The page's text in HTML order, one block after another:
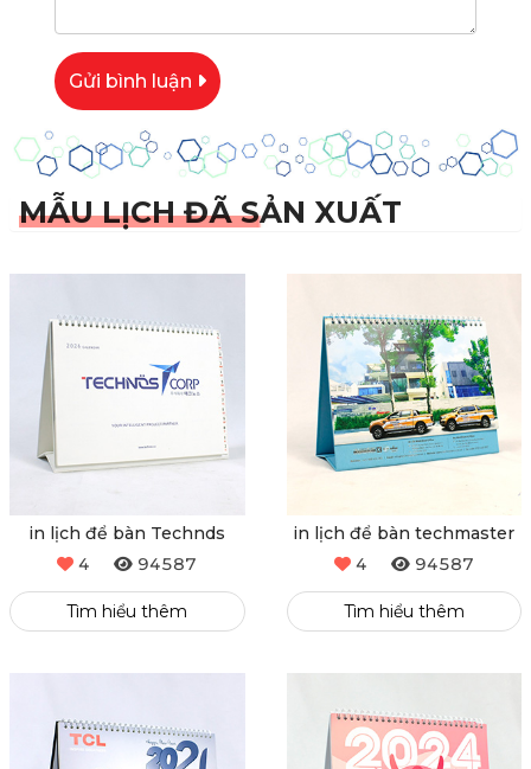
Gửi bình luận
MẪU LỊCH ĐÃ SẢN XUẤT
in lịch để bàn Technds
4
94587
Tìm hiểu thêm
in lịch để bàn techmaster
4
94587
Tìm hiểu thêm